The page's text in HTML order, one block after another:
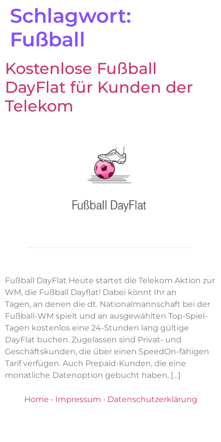
Schlagwort:
Fußball
Kostenlose Fußball
DayFlat für Kunden der
Telekom
Fußball DayFlat Heute startet die Telekom Aktion zur
WM, die Fußball Dayflat! Dabei könnt Ihr an
Tagen, an denen die dt. Nationalmannschaft bei der
Fußball-WM spielt und an ausgewählten Top-Spiel-
Tagen kostenlos eine 24-Stunden lang gültige
DayFlat buchen. Zugelassen sind Privat- und
Geschäftskunden, die über einen SpeedOn-fähigen
Tarif verfügen. Auch Prepaid-Kunden, die eine
monatliche Datenoption gebucht haben, […]
Home • Impressum • Datenschutzerklärung